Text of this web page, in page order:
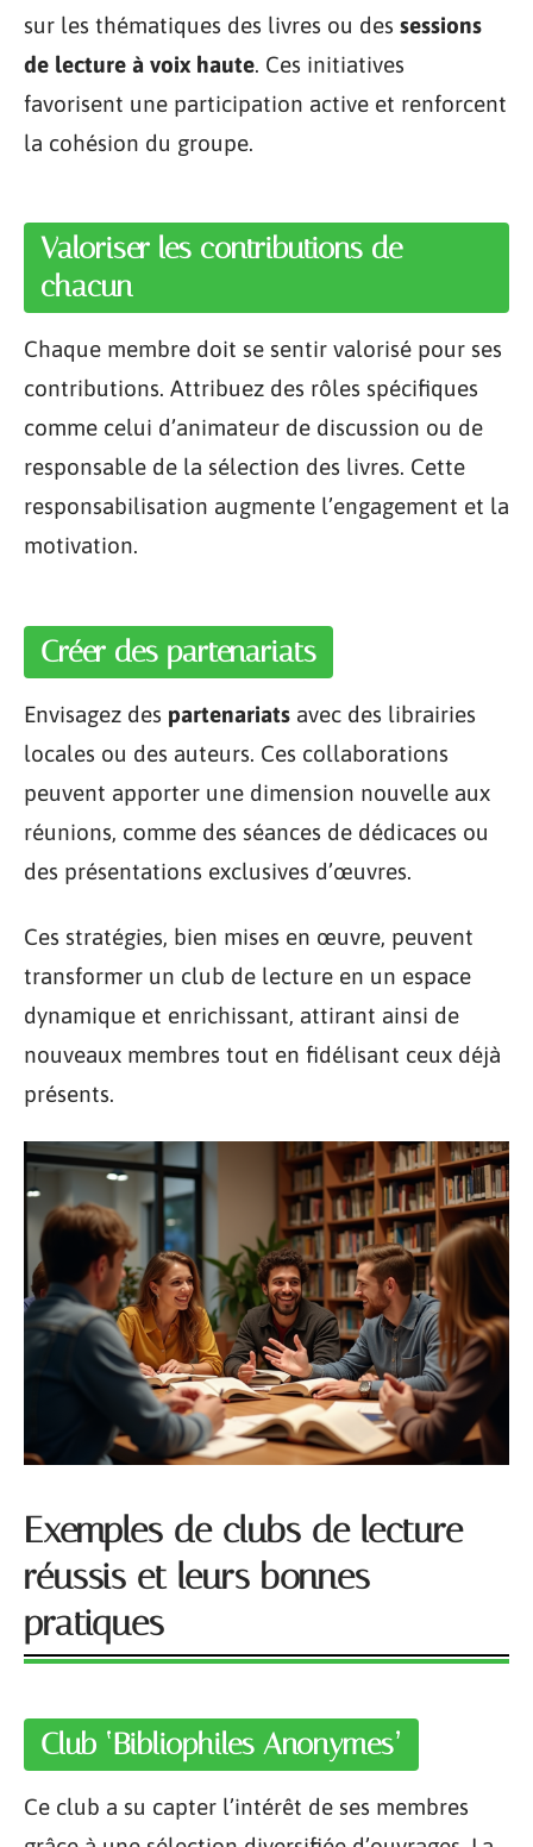
sur les thématiques des livres ou des sessions
de lecture à voix haute. Ces initiatives
favorisent une participation active et renforcent
la cohésion du groupe.
Valoriser les contributions de
chacun
Chaque membre doit se sentir valorisé pour ses
contributions. Attribuez des rôles spécifiques
comme celui d’animateur de discussion ou de
responsable de la sélection des livres. Cette
responsabilisation augmente l’engagement et la
motivation.
Créer des partenariats
Envisagez des partenariats avec des librairies
locales ou des auteurs. Ces collaborations
peuvent apporter une dimension nouvelle aux
réunions, comme des séances de dédicaces ou
des présentations exclusives d’œuvres.
Ces stratégies, bien mises en œuvre, peuvent
transformer un club de lecture en un espace
dynamique et enrichissant, attirant ainsi de
nouveaux membres tout en fidélisant ceux déjà
présents.
Exemples de clubs de lecture
réussis et leurs bonnes
pratiques
Club ‘Bibliophiles Anonymes’
Ce club a su capter l’intérêt de ses membres